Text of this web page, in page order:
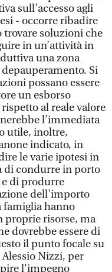
sull’accesso agli
- occorre ribadire
trovare soluzioni che
in un’attività in
una zona
Si
possano essere
un esborso
al reale valore
l’immediata
utile, inoltre,
indicato, in
le varie ipotesi in
di condurre in porto
e di produrre
dell'importo
famiglia hanno
proprie risorse, ma
dovrebbe essere di
il punto focale su
Nizzi, per
l'impegno